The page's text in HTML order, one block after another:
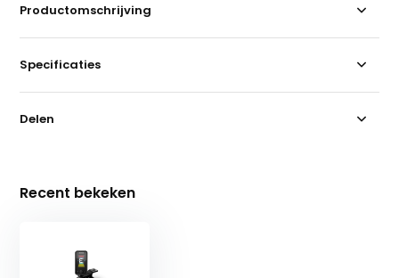
Productomschrijving
Specificaties
Delen
Recent bekeken